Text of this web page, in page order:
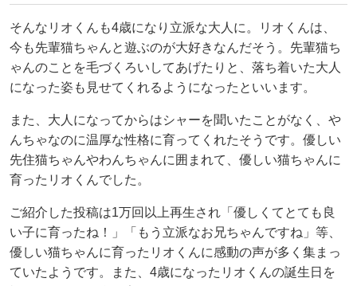
そんなリオくんも4歳になり立派な大人に。リオくんは、
今も先輩猫ちゃんと遊ぶのが大好きなんだそう。先輩猫ち
ゃんのことを毛づくろいしてあげたりと、落ち着いた大人
になった姿も見せてくれるようになったといいます。
また、大人になってからはシャーを聞いたことがなく、や
んちゃなのに温厚な性格に育ってくれたそうです。優しい
先住猫ちゃんやわんちゃんに囲まれて、優しい猫ちゃんに
育ったリオくんでした。
ご紹介した投稿は1万回以上再生され「優しくてとても良
い子に育ったね！」「もう立派なお兄ちゃんですね」等、
優しい猫ちゃんに育ったリオくんに感動の声が多く集まっ
ていたようです。また、4歳になったリオくんの誕生日を